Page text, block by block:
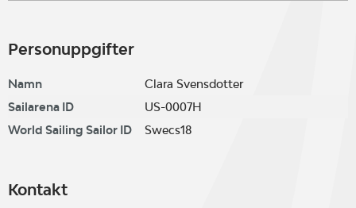
Personuppgifter
Namn
Clara Svensdotter
Sailarena ID
US-0007H
World Sailing Sailor ID
Swecs18
Kontakt